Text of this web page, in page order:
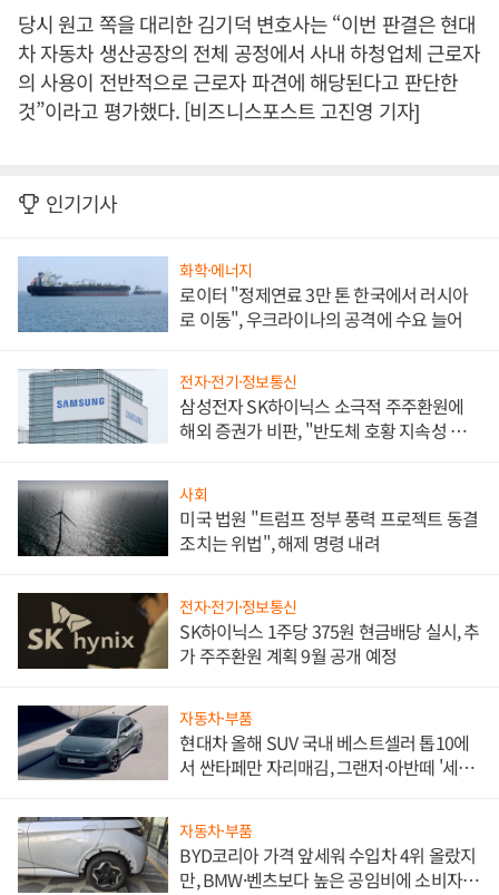
당시 원고 쪽을 대리한 김기덕 변호사는 “이번 판결은 현대
차 자동차 생산공장의 전체 공정에서 사내 하청업체 근로자
의 사용이 전반적으로 근로자 파견에 해당된다고 판단한
것”이라고 평가했다. [비즈니스포스트 고진영 기자]
인기기사
화학·에너지
로이터 "정제연료 3만 톤 한국에서 러시아
로 이동", 우크라이나의 공격에 수요 늘어
전자·전기·정보통신
삼성전자 SK하이닉스 소극적 주주환원에
해외 증권가 비판, "반도체 호황 지속성 의
사회
미국 법원 "트럼프 정부 풍력 프로젝트 동결
조치는 위법", 해제 명령 내려
전자·전기·정보통신
SK하이닉스 1주당 375원 현금배당 실시, 추
가 주주환원 계획 9월 공개 예정
자동차·부품
현대차 올해 SUV 국내 베스트셀러 톱10에
서 싼타페만 자리매김, 그랜저·아반떼 '세단
자동차·부품
BYD코리아 가격 앞세워 수입차 4위 올랐지
만, BMW·벤츠보다 높은 공임비에 소비자